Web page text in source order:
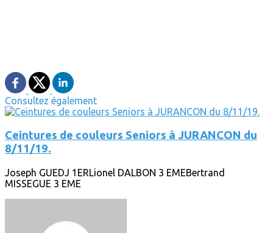
Consultez également
Ceintures de couleurs Seniors à JURANCON du
8/11/19.
Joseph GUEDJ 1ERLionel DALBON 3 EMEBertrand
MISSEGUE 3 EME